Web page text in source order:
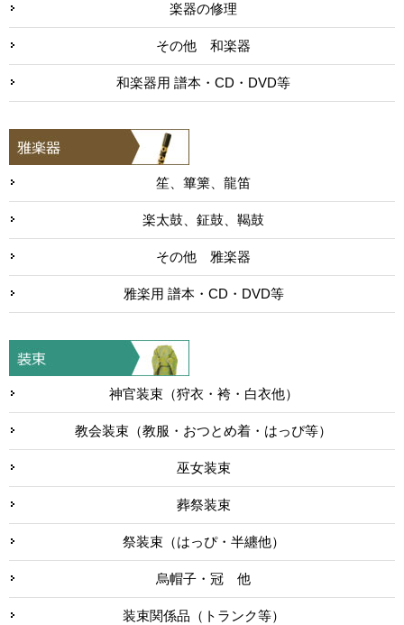
楽器の修理
その他 和楽器
和楽器用 譜本・CD・DVD等
笙、篳篥、龍笛
楽太鼓、鉦鼓、鞨鼓
その他 雅楽器
雅楽用 譜本・CD・DVD等
神官装束（狩衣・袴・白衣他）
教会装束（教服・おつとめ着・はっぴ等）
巫女装束
葬祭装束
祭装束（はっぴ・半纏他）
烏帽子・冠 他
装束関係品（トランク等）